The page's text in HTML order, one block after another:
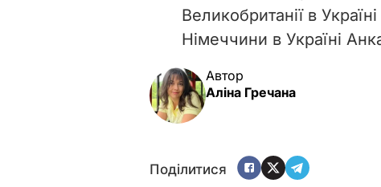
Великобританії в
Німеччини в Україні
Автор
Аліна Гречана
Поділитися